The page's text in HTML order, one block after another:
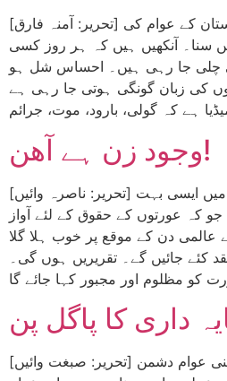
[تحریر: آمنہ فارق] برسوں بیت گئے پاکستان کے عوام کی
سنا۔ آنکھیں ہیں کہ ہر روز کسی
چلی جا رہی ہیں۔ احساس شل ہو
کی زبان گونگی ہوتی جا رہی ہے
وجود زن ہے آھن!
[تحریر: ناصرہ وائیں] اس وقت ہمیں پاکستان میں ایسی بہت
کہ عورتوں کے حقوق کے لئے آواز
عالمی دن کے موقع پر خوب ہلا گلا
کئے جائیں گے۔ تقریریں ہوں گی۔
داری کا پاگل پن
[تحریر: صبغت وائیں] موجودہ حکومت اپنی عوام دشمن